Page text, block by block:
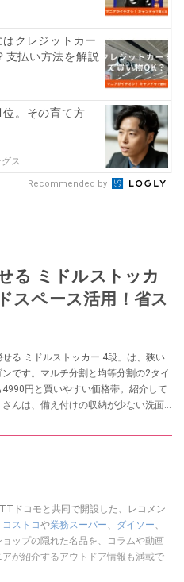
はクレジットカー
支払い方法を解説
。その育て方
ス
Recommended by
る ミドルストッカ
スペース活用！省ス
る ミドルストッカー 4段」は、狭い
です。マルチ分割と均等分割の2タイ
円と買いやすい価格帯。紹介して
んは、備え付けの収納が少ない洗面
ドコモと共同で開設した、レコメン
コストコや業務スーパー、 ダイソー、
ョップの隠れた名品を、コラムや動画
が紹介するアウトドア情報も満載で